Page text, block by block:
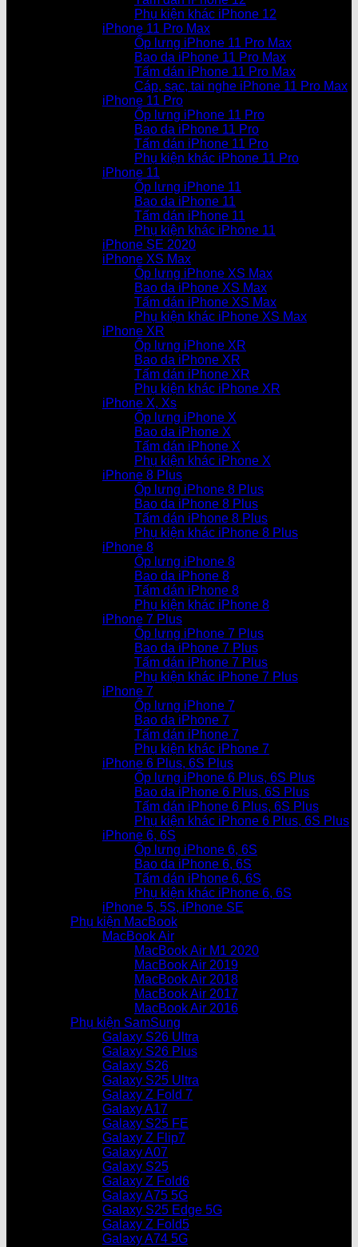
Phụ kiện khác iPhone 12
iPhone 11 Pro Max
Ốp lưng iPhone 11 Pro Max
Bao da iPhone 11 Pro Max
Tấm dán iPhone 11 Pro Max
Cáp, sạc, tai nghe iPhone 11 Pro Max
iPhone 11 Pro
Ốp lưng iPhone 11 Pro
Bao da iPhone 11 Pro
Tấm dán iPhone 11 Pro
Phụ kiện khác iPhone 11 Pro
iPhone 11
Ốp lưng iPhone 11
Bao da iPhone 11
Tấm dán iPhone 11
Phụ kiện khác iPhone 11
iPhone SE 2020
iPhone XS Max
Ốp lưng iPhone XS Max
Bao da iPhone XS Max
Tấm dán iPhone XS Max
Phụ kiện khác iPhone XS Max
iPhone XR
Ốp lưng iPhone XR
Bao da iPhone XR
Tấm dán iPhone XR
Phụ kiện khác iPhone XR
iPhone X, Xs
Ốp lưng iPhone X
Bao da iPhone X
Tấm dán iPhone X
Phụ kiện khác iPhone X
iPhone 8 Plus
Ốp lưng iPhone 8 Plus
Bao da iPhone 8 Plus
Tấm dán iPhone 8 Plus
Phụ kiện khác iPhone 8 Plus
iPhone 8
Ốp lưng iPhone 8
Bao da iPhone 8
Tấm dán iPhone 8
Phụ kiện khác iPhone 8
iPhone 7 Plus
Ốp lưng iPhone 7 Plus
Bao da iPhone 7 Plus
Tấm dán iPhone 7 Plus
Phụ kiện khác iPhone 7 Plus
iPhone 7
Ốp lưng iPhone 7
Bao da iPhone 7
Tấm dán iPhone 7
Phụ kiện khác iPhone 7
iPhone 6 Plus, 6S Plus
Ốp lưng iPhone 6 Plus, 6S Plus
Bao da iPhone 6 Plus, 6S Plus
Tấm dán iPhone 6 Plus, 6S Plus
Phụ kiện khác iPhone 6 Plus, 6S Plus
iPhone 6, 6S
Ốp lưng iPhone 6, 6S
Bao da iPhone 6, 6S
Tấm dán iPhone 6, 6S
Phụ kiện khác iPhone 6, 6S
iPhone 5, 5S, iPhone SE
Phụ kiện MacBook
MacBook Air
MacBook Air M1 2020
MacBook Air 2019
MacBook Air 2018
MacBook Air 2017
MacBook Air 2016
Phụ kiện SamSung
Galaxy S26 Ultra
Galaxy S26 Plus
Galaxy S26
Galaxy S25 Ultra
Galaxy Z Fold 7
Galaxy A17
Galaxy S25 FE
Galaxy Z Flip7
Galaxy A07
Galaxy S25
Galaxy Z Fold6
Galaxy A75 5G
Galaxy S25 Edge 5G
Galaxy Z Fold5
Galaxy A74 5G